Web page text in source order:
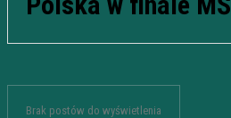
Brak postów do wyświetlenia